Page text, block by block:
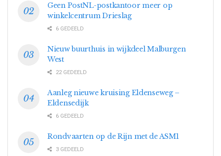
Geen PostNL-postkantoor meer op
winkelcentrum Drieslag
6 GEDEELD
Nieuw buurthuis in wijkdeel Malburgen
West
22 GEDEELD
Aanleg nieuwe kruising Eldenseweg –
Eldensedijk
6 GEDEELD
Rondvaarten op de Rijn met de ASM1
3 GEDEELD